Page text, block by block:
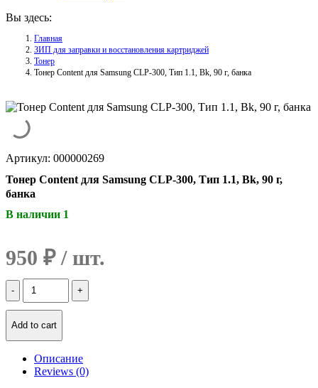
Вы здесь:
Главная
ЗИП для заправки и восстановления картриджей
Тонер
Тонер Content для Samsung CLP-300, Тип 1.1, Bk, 90 г, банка
Артикул: 000000269
Тонер Content для Samsung CLP-300, Тип 1.1, Bk, 90 г,
банка
В наличии 1
950 ₽
Количество
Тонер
Content
для
300,
Тип
Add to cart
Описание
Reviews (0)